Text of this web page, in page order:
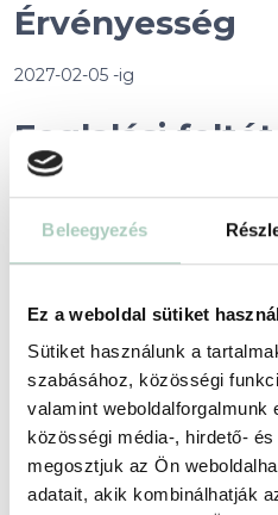
Beleegyezés
Ez a weboldal sütiket
Sütiket használunk a
szabásához, közösségi
valamint
közösségi média-, hirdető-
megosztjuk az Ön
adatait, akik kombinálhatják
Érvényesség
2027-02-05 -ig
Foglalási
Partnerünkről
Helyszín
Te Napod.shop - Láss csodát
Kiszállítás országosan 1-2
https://tenapod.shop/